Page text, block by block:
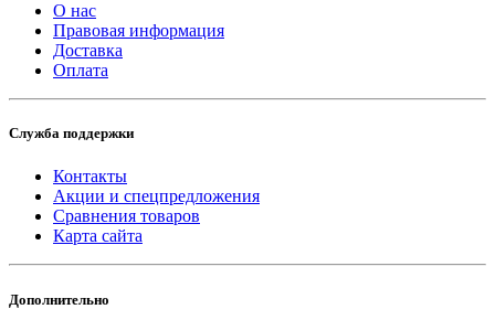
О нас
Правовая информация
Доставка
Оплата
Служба поддержки
Контакты
Акции и спецпредложения
Сравнения товаров
Карта сайта
Дополнительно